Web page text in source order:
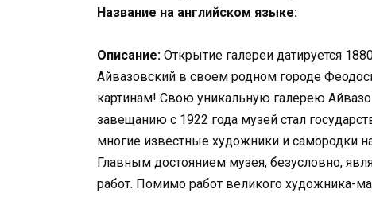
Название на английском языке:
Описание: Открытие галереи датируется
Айвазовский в своем родном городе
картинам! Свою уникальную галерею
завещанию с 1922 года музей стал
многие известные художники и самородки
Главным достоянием музея, безусловно,
работ. Помимо работ великого художника-